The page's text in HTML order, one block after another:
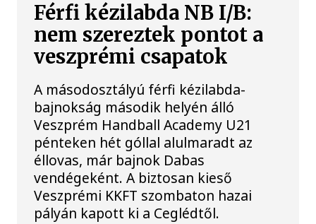
Férfi kézilabda NB I/B:
nem szereztek pontot a
veszprémi csapatok
A másodosztályú férfi kézilabda-
bajnokság második helyén álló
Veszprém Handball Academy U21
pénteken hét góllal alulmaradt az
éllovas, már bajnok Dabas
vendégeként. A biztosan kieső
Veszprémi KKFT szombaton hazai
pályán kapott ki a Ceglédtől.